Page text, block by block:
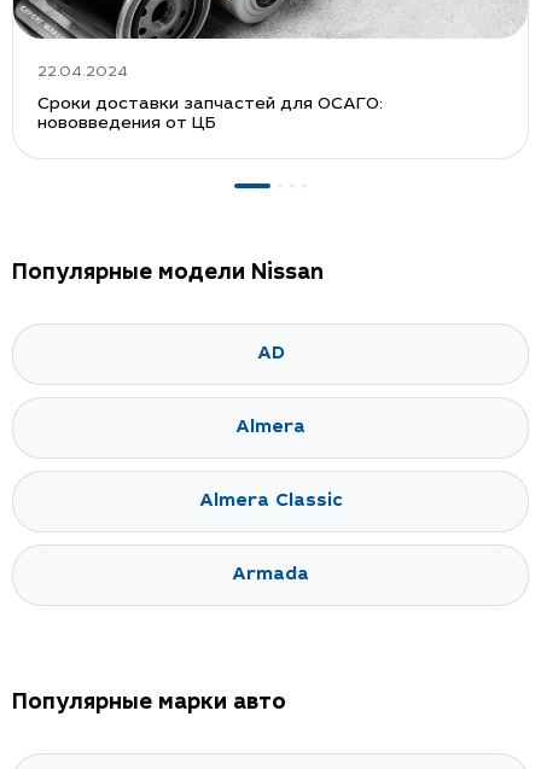
22.04.2024
Сроки доставки запчастей для ОСАГО:
нововведения от ЦБ
Популярные модели Nissan
AD
Almera
Almera Classic
Armada
Популярные марки авто